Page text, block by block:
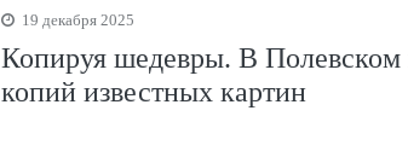
19 декабря 2025
Копируя шедевры. В Полевском
копий известных картин